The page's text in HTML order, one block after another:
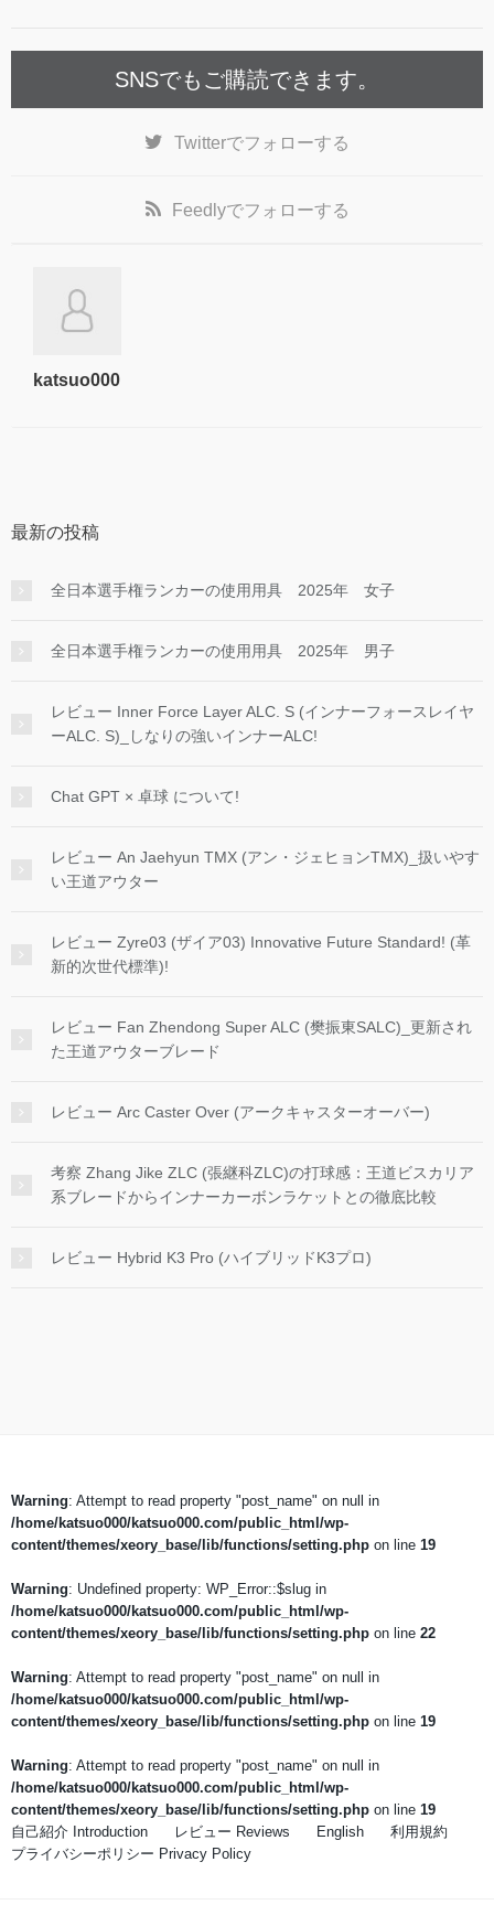
SNSでもご購読できます。
Twitterでフォローする
Feedlyでフォローする
katsuo000
最新の投稿
全日本選手権ランカーの使用用具 2025年 女子
全日本選手権ランカーの使用用具 2025年 男子
レビュー Inner Force Layer ALC. S (インナーフォースレイヤ
ーALC. S)_しなりの強いインナーALC!
Chat GPT × 卓球 について!
レビュー An Jaehyun TMX (アン・ジェヒョンTMX)_扱いやす
い王道アウター
レビュー Zyre03 (ザイア03) Innovative Future Standard! (革
新的次世代標準)!
レビュー Fan Zhendong Super ALC (樊振東SALC)_更新され
た王道アウターブレード
レビュー Arc Caster Over (アークキャスターオーバー)
考察 Zhang Jike ZLC (張継科ZLC)の打球感：王道ビスカリア
系ブレードからインナーカーボンラケットとの徹底比較
レビュー Hybrid K3 Pro (ハイブリッドK3プロ)
Warning: Attempt to read property "post_name" on null in
/home/katsuo000/katsuo000.com/public_html/wp-
content/themes/xeory_base/lib/functions/setting.php on line 19
Warning: Undefined property: WP_Error::$slug in
/home/katsuo000/katsuo000.com/public_html/wp-
content/themes/xeory_base/lib/functions/setting.php on line 22
Warning: Attempt to read property "post_name" on null in
/home/katsuo000/katsuo000.com/public_html/wp-
content/themes/xeory_base/lib/functions/setting.php on line 19
Warning: Attempt to read property "post_name" on null in
/home/katsuo000/katsuo000.com/public_html/wp-
content/themes/xeory_base/lib/functions/setting.php on line 19
自己紹介 Introduction
レビュー Reviews English
利用規約
プライバシーポリシー Privacy Policy